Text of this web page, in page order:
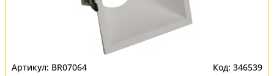
BR07064 346539